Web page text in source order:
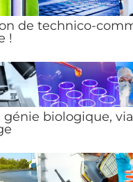
de technico-
!
biologique, via